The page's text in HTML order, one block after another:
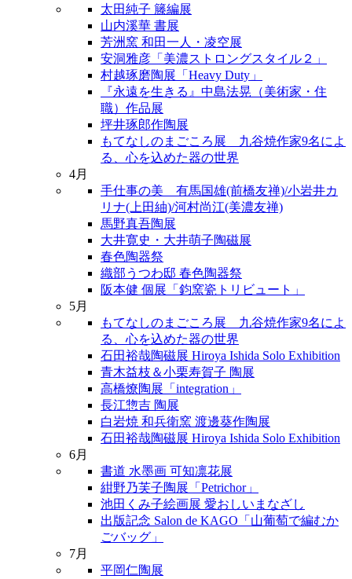
太田純子 籐編展
山内溪華 書展
芳洲窯 和田一人・凌空展
安洞雅彦「美濃ストロングスタイル２」
村越琢磨陶展「Heavy Duty」
『永遠を生きる』中島法晃（美術家・住
職）作品展
坪井琢郎作陶展
もてなしのまごころ展 九谷焼作家9名によ
る、心を込めた器の世界
4月
手仕事の美 有馬国雄(前橋友禅)/小岩井カ
リナ(上田紬)/河村尚江(美濃友禅)
馬野真吾陶展
大井寛史・大井萌子陶磁展
春色陶器祭
織部うつわ邸 春色陶器祭
阪本健 個展「鈞窯瓷トリビュート」
5月
もてなしのまごころ展 九谷焼作家9名によ
る、心を込めた器の世界
石田裕哉陶磁展 Hiroya Ishida Solo Exhibition
青木益枝＆小栗寿賀子 陶展
高橋燎陶展「integration」
長江惣吉 陶展
白岩焼 和兵衛窯 渡邊葵作陶展
石田裕哉陶磁展 Hiroya Ishida Solo Exhibition
6月
書道 水墨画 可知凛花展
紺野乃芙子陶展「Petrichor」
池田くみ子絵画展 愛おしいまなざし
出版記念 Salon de KAGO「山葡萄で編むか
ごバッグ」
7月
平岡仁陶展